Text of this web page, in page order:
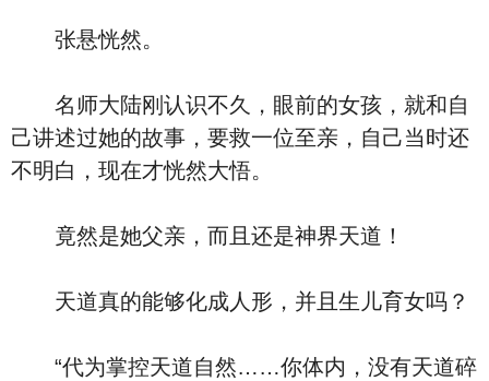
张悬恍然。
名师大陆刚认识不久，眼前的女孩，就和自
己讲述过她的故事，要救一位至亲，自己当时还
不明白，现在才恍然大悟。
竟然是她父亲，而且还是神界天道！
天道真的能够化成人形，并且生儿育女吗？
“代为掌控天道自然……你体内，没有天道碎